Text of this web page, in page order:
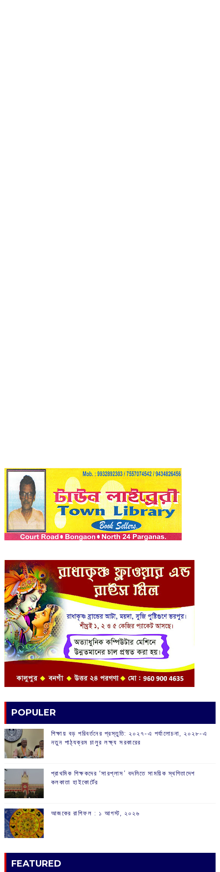
POPULER
শিক্ষায় বড় পরিবর্তনের প্রস্তুতি: ২০২৭-এ পর্যালোচনা, ২০২৮-এ
নতুন পাঠ্যক্রম চালুর লক্ষ্য সরকারের
প্রাথমিক শিক্ষকদের ‘সারপ্লাস’ বদলিতে সাময়িক স্থগিতাদেশ
কলকাতা হাইকোর্টের
আজকের রাশিফল :‌ ‌‌১ আগস্ট, ২০২৬
FEATURED